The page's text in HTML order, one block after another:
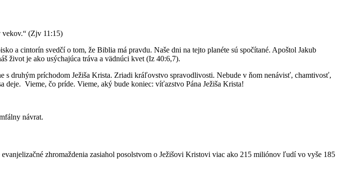
vekov.“ (Zjv 11:15)
a cintorín svedčí o tom, že Biblia má pravdu. Naše dni na tejto planéte sú spočítané. Apoštol Jakub
život je ako usýchajúca tráva a vädnúci kvet (Iz 40:6,7).
druhým príchodom Ježiša Krista. Zriadi kráľovstvo spravodlivosti. Nebude v ňom nenávisť, chamtivosť,
Vieme, čo príde. Vieme, aký bude koniec: víťazstvo Pána Ježiša Krista!
návrat.
zhromaždenia zasiahol posolstvom o Ježišovi Kristovi viac ako 215 miliónov ľudí vo vyše 185